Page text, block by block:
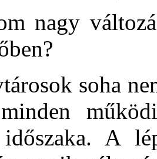
nagy
soha
időszaka. A